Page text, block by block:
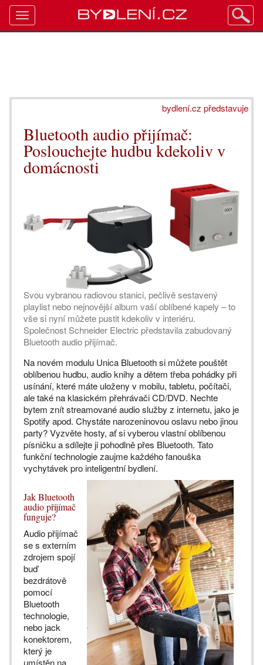
bydlení.cz představuje
Bluetooth audio přijímač:
Poslouchejte hudbu kdekoliv v
domácnosti
Svou vybranou radiovou stanici, pečlivě sestavený
playlist nebo nejnovější album vaší oblíbené kapely – to
vše si nyní můžete pustit kdekoliv v interiéru.
Společnost Schneider Electric představila zabudovaný
Bluetooth audio přijímač.
Na novém modulu Unica Bluetooth si můžete pouštět
oblíbenou hudbu, audio knihy a dětem třeba pohádky při
usínání, které máte uloženy v mobilu, tabletu, počítači,
ale také na klasickém přehrávači CD/DVD. Nechte
bytem znít streamované audio služby z internetu, jako je
Spotify apod. Chystáte narozeninovou oslavu nebo jinou
party? Vyzvěte hosty, ať si vyberou vlastní oblíbenou
písničku a sdílejte ji pohodlně přes Bluetooth. Tato
funkční technologie zaujme každého fanouška
vychytávek pro inteligentní bydlení.
Jak Bluetooth
audio přijímač
funguje?
Audio přijímač
se s externím
zdrojem spojí
buď
bezdrátově
pomocí
Bluetooth
technologie,
nebo jack
konektorem,
který je
umístěn na
Toggle
navigation